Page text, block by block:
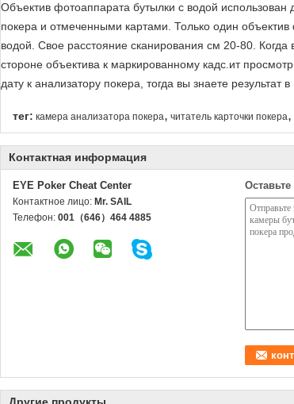
Объектив фотоаппарата бутылки с водой использован
покера и отмеченными картами. Только один
водой. Свое расстояние сканирования см 20-80.
стороне объектива к маркированному кадс.ит
дату к анализатору покера, тогда вы знаете результат
тег: камера анализатора покера, читатель карточки покера,
Контактная информация
EYE Poker Cheat Center
Контактное лицо: Mr. SAIL
Телефон: 001（646）464 4885